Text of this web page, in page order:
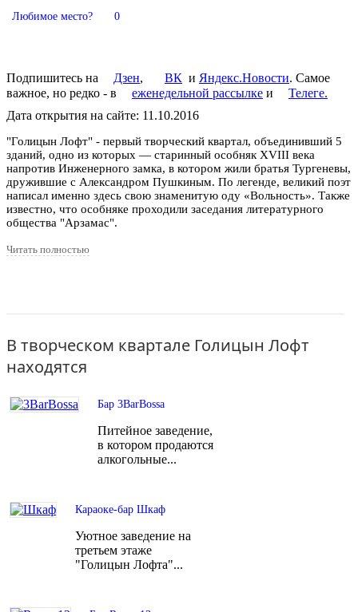
Любимое место?
0
Подпишитесь на Дзен, ВК и Яндекс.Новости. Самое
важное, но редко - в
еженедельной рассылке и
Телеге.
Дата открытия на сайте: 11.10.2016
"Голицын Лофт" - первый творческий квартал, объединивший 5
зданий, одно из которых — старинный особняк XVIII века
напротив Инженерного замка, в котором жили братья Тургеневы,
дружившие с Александром Пушкиным. По легенде, великий поэт
написал именно здесь свою знаменитую оду «Вольность». Также
известно, что особняке проходили заседания литературного
общества "Арзамас".
Сейчас в лофте расположилось более сотни проектов, имеющие
Читать полностью
В творческом квартале Голицын Лофт
находятся
Бар 3BarBossa
Питейное заведение,
в котором продаются
алкогольные...
Караоке-бар Шкаф
Уютное заведение на
третьем этаже
"Голицын Лофта"...